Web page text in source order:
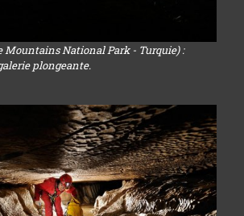
Mountains National Park - Turquie) :
plongeante.